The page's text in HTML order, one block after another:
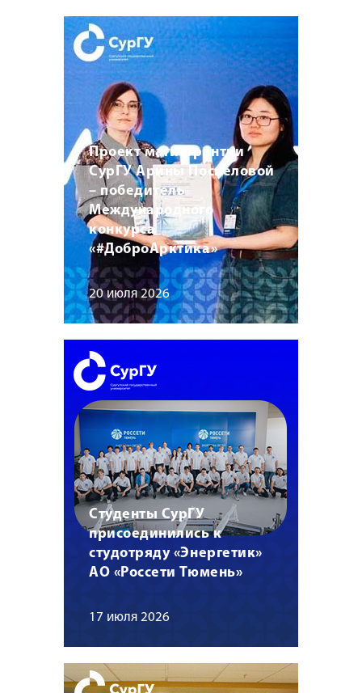
Проект магистрантки
СурГУ Арины Поспеловой
– победитель
Международного
конкурса
«#ДоброАрктика»
20 июля 2026
Студенты СурГУ
присоединились к
студотряду «Энергетик»
АО «Россети Тюмень»
17 июля 2026